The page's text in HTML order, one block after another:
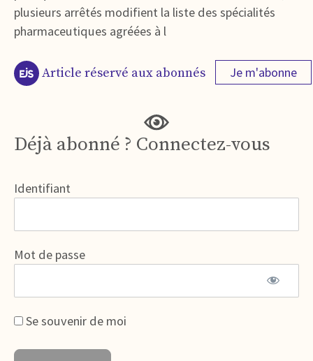
plusieurs arrêtés modifient la liste des spécialités
pharmaceutiques agréées à l
Article réservé aux abonnés Je m'abonne
Déjà abonné ? Connectez-vous
Identifiant
Mot de passe
Se souvenir de moi